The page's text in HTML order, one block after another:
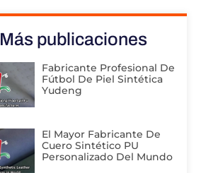
Más publicaciones
Fabricante Profesional De
Fútbol De Piel Sintética
Yudeng
El Mayor Fabricante De
Cuero Sintético PU
Personalizado Del Mundo